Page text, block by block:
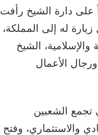
على دارة الشيخ رأفت
له إلى المملكة،
الشيخ
الأعمال
تجمع الشعبين
والاستثماري، وفتح